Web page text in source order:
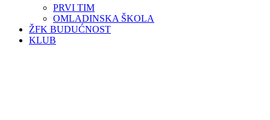
PRVI TIM
OMLADINSKA ŠKOLA
ŽFK BUDUĆNOST
KLUB